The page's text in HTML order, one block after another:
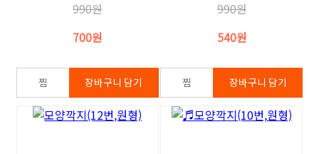
990원
700원
990원
540원